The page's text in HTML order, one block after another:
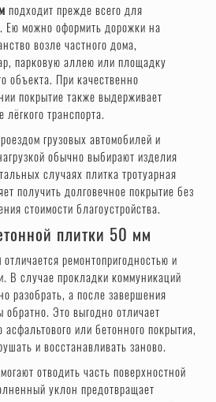
подходит прежде всего для
Ею можно оформить дорожки на
возле частного дома,
парковую аллею или площадку
объекта. При качественно
покрытие также выдерживает
транспорта.
грузовых автомобилей и
обычно выбирают изделия
случаях плитка тротуарная
получить долговечное покрытие без
стоимости благоустройства.
плитки 50 мм
отличается ремонтопригодностью и
В случае прокладки коммуникаций
разобрать, а после завершения
Это выгодно отличает
или бетонного покрытия,
и восстанавливать заново.
отводить часть поверхностной
уклон предотвращает